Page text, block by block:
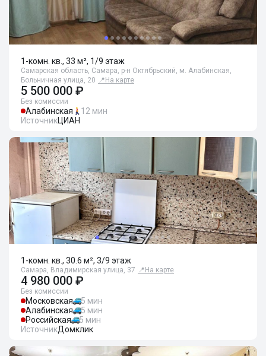
1-комн. кв., 33 м², 1/9 этаж
Самарская область, Самара, р-н Октябрьский, м. Алабинская,
Больничная улица, 20 📍 На карте
5 500 000 ₽
Без комиссии
Алабинская
12 мин
ИсточникЦИАН
1-комн. кв., 30.6 м², 3/9 этаж
Самара, Владимирская улица, 37 📍 На карте
4 980 000 ₽
Без комиссии
Московская
5 мин
Алабинская
5 мин
Российская
5 мин
ИсточникДомклик